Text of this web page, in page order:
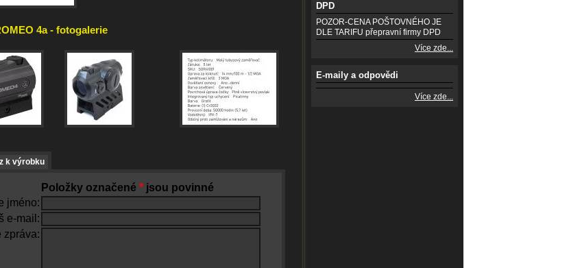
4a - fotogalerie
k výrobku
Položky označené * jsou povinné
jméno:
e-mail:
zpráva:
DPD
POZOR-CENA POŠTOVNÉHO JE
DLE TARIFU přepravní firmy DPD
Více zde...
E-maily a odpovědi
Více zde...